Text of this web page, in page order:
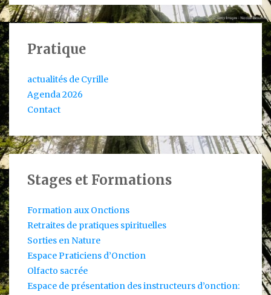
Pratique
actualités de Cyrille
Agenda 2026
Contact
Stages et Formations
Formation aux Onctions
Retraites de pratiques spirituelles
Sorties en Nature
Espace Praticiens d’Onction
Olfacto sacrée
Espace de présentation des instructeurs d’onction: